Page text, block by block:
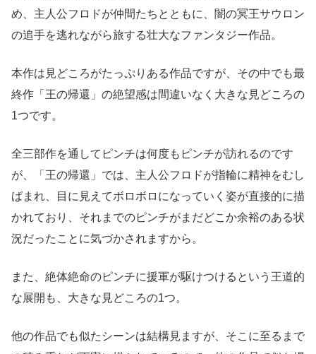
め、主人公フロドが仲間たちとともに、闇の冥王サウロン
の追手を逃れながら旅する壮大なファンタジー作品。
本作は見どころがたっぷりある作品ですが、その中でも最
終作「王の帰還」の絶望感は間違いなく大きな見どころの
1つです。
全三部作を通してピンチは何度もピンチが訪れるのです
が、「王の帰還」では、主人公フロドが指輪に精神をむし
ばまれ、目に見えてボロボロになっていく姿が直接的に描
かれており、それまでのピンチがまだどこか余裕のある状
況だったことに気づかされますから。
また、絶体絶命のピンチに援軍が駆けつけるという王道的
な展開も、大きな見どころの1つ。
他の作品でも似たシーンは結構見ますが、そこに至るまで